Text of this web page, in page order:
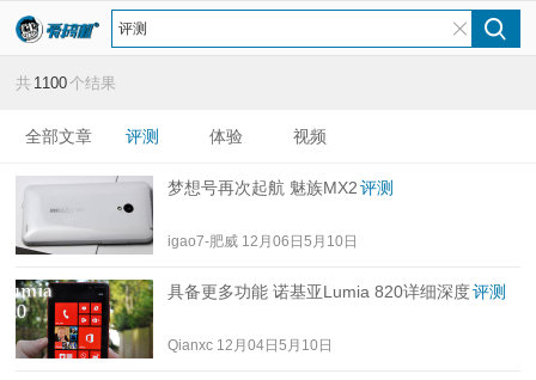
共 1100个结果
全部文章 评测 体验 视频
梦想号再次起航 魅族MX2 评测
igao7-肥威 12月06日5月10日
具备更多功能 诺基亚Lumia 820详细深度评测
Qianxc 12月04日5月10日